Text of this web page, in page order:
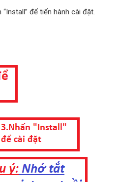
để tiến hành cài đặt.